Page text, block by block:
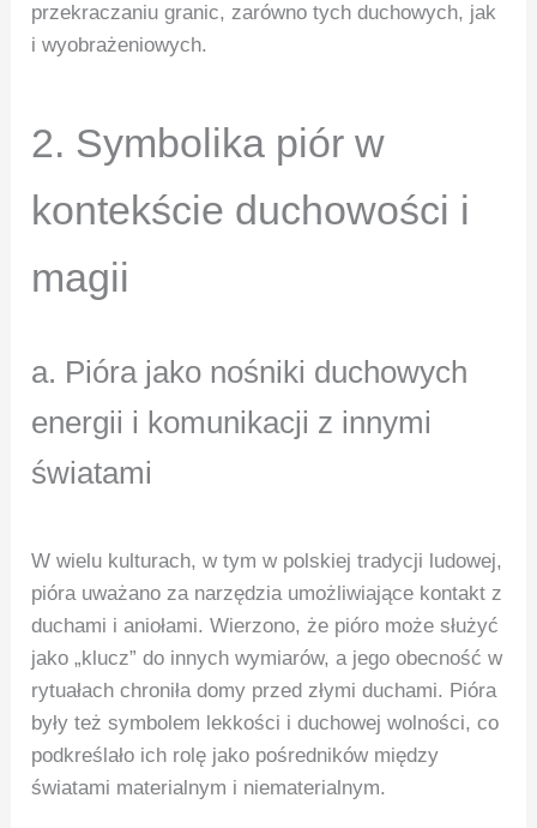
przekraczaniu granic, zarówno tych duchowych, jak
i wyobrażeniowych.
2. Symbolika piór w
kontekście duchowości i
magii
a. Pióra jako nośniki duchowych
energii i komunikacji z innymi
światami
W wielu kulturach, w tym w polskiej tradycji ludowej,
pióra uważano za narzędzia umożliwiające kontakt z
duchami i aniołami. Wierzono, że pióro może służyć
jako „klucz” do innych wymiarów, a jego obecność w
rytuałach chroniła domy przed złymi duchami. Pióra
były też symbolem lekkości i duchowej wolności, co
podkreślało ich rolę jako pośredników między
światami materialnym i niematerialnym.